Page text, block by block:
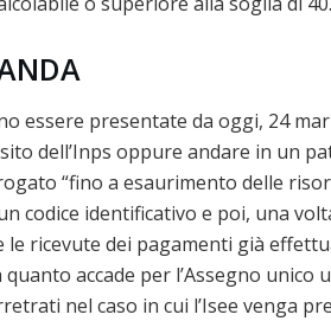
essere presentate da oggi, 24
dell’Inps oppure andare in un
“fino a esaurimento delle
codice identificativo e poi, una
ricevute dei pagamenti già
accade per l’Assegno unico
nel caso in cui l’Isee venga